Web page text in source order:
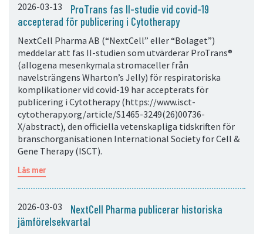
2026-03-13
ProTrans fas II-studie vid covid-19
accepterad för publicering i Cytotherapy
NextCell Pharma AB (“NextCell” eller “Bolaget”)
meddelar att fas II-studien som utvärderar ProTrans®
(allogena mesenkymala stromaceller från
navelsträngens Wharton’s Jelly) för respiratoriska
komplikationer vid covid-19 har accepterats för
publicering i Cytotherapy (https://www.isct-
cytotherapy.org/article/S1465-3249(26)00736-
X/abstract), den officiella vetenskapliga tidskriften för
branschorganisationen International Society for Cell &
Gene Therapy (ISCT).
Läs mer
2026-03-03
NextCell Pharma publicerar historiska
jämförelsekvartal